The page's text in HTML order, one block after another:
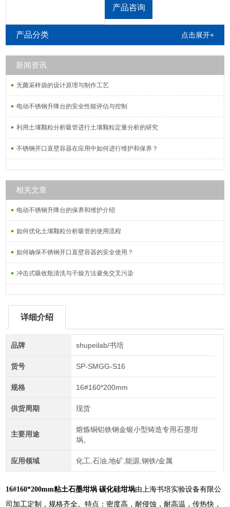
定，造型美观。
产品咨询
产品分类 点击展开+
新闻资讯
无菌采样袋的设计原理与制作工艺
电动不锈钢升降台的安全性能评估与控制
利用土壤颗粒分析吸管进行土壤颗粒定量分析的研究
不锈钢开口直壁容器在应用中如何进行维护和保养？
相关文章
电动不锈钢升降台的保养和维护介绍
如何优化土壤颗粒分析吸管的使用流程
如何确保不锈钢开口直壁容器的安全使用？
冲击式吸收瓶清洗与干燥方法避免交叉污染
详细介绍
品牌 shupeilab/书培
货号 SP-SMGG-S16
规格 16#160*200mm
供货周期 现货
主要用途
熔炼铜铝铁钢金银小型铸造专用石墨坩
埚。
应用领域 化工,石油,地矿,能源,钢铁/金属
16#160*200mm粘土石墨坩埚 碳化硅坩埚由上海书培实验设备有限公
司加工定制，规格齐全。特点：密度高，耐侵蚀，耐高温，传热快，